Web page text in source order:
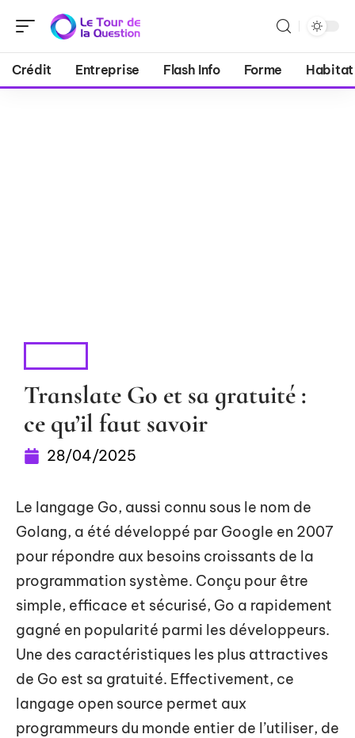
Crédit Entreprise Flash Info Forme Habitat
Translate Go et sa gratuité :
ce qu’il faut savoir
28/04/2025
Le langage Go, aussi connu sous le nom de
Golang, a été développé par Google en 2007
pour répondre aux besoins croissants de la
programmation système. Conçu pour être
simple, efficace et sécurisé, Go a rapidement
gagné en popularité parmi les développeurs.
Une des caractéristiques les plus attractives
de Go est sa gratuité. Effectivement, ce
langage open source permet aux
programmeurs du monde entier de l’utiliser, de